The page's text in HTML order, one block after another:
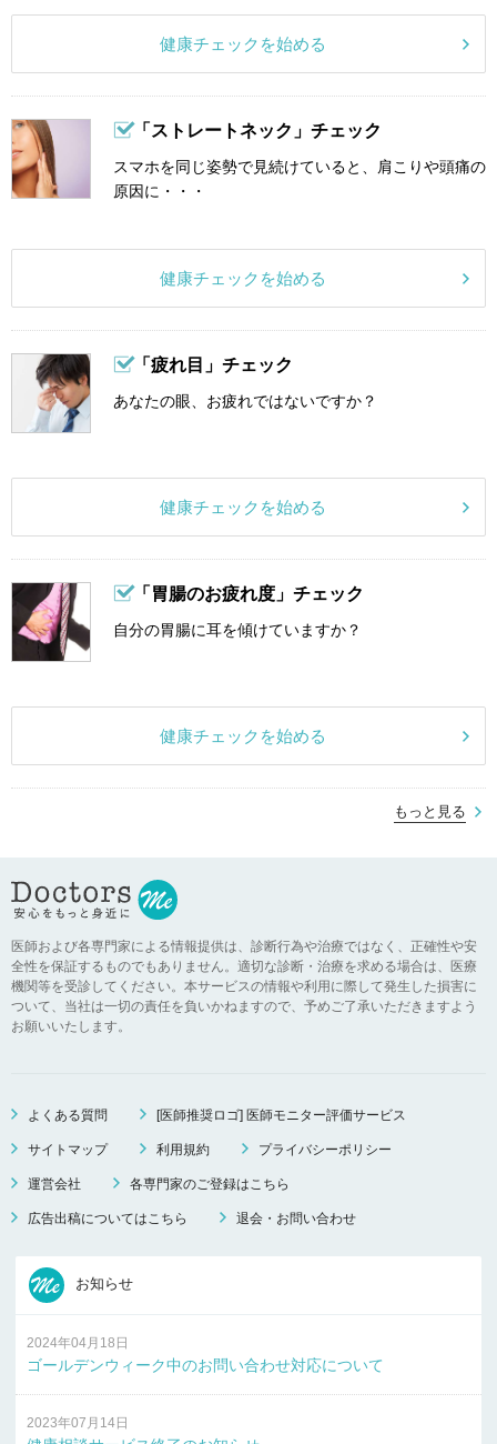
健康チェックを始める
「ストレートネック」チェック
スマホを同じ姿勢で見続けていると、肩こりや頭痛の
原因に・・・
健康チェックを始める
「疲れ目」チェック
あなたの眼、お疲れではないですか？
健康チェックを始める
「胃腸のお疲れ度」チェック
自分の胃腸に耳を傾けていますか？
健康チェックを始める
もっと見る
医師および各専門家による情報提供は、診断行為や治療ではなく、正確性や安
全性を保証するものでもありません。適切な診断・治療を求める場合は、医療
機関等を受診してください。本サービスの情報や利用に際して発生した損害に
ついて、当社は一切の責任を負いかねますので、予めご了承いただきますよう
お願いいたします。
よくある質問 [医師推奨ロゴ] 医師モニター評価サービス
サイトマップ 利用規約 プライバシーポリシー
運営会社 各専門家のご登録はこちら
広告出稿についてはこちら 退会・お問い合わせ
お知らせ
2024年04月18日
ゴールデンウィーク中のお問い合わせ対応について
2023年07月14日